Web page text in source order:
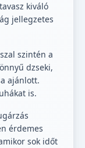
kiváló
jellegzetes
szintén a
dzseki,
ajánlott.
is.
érdemes
sok időt